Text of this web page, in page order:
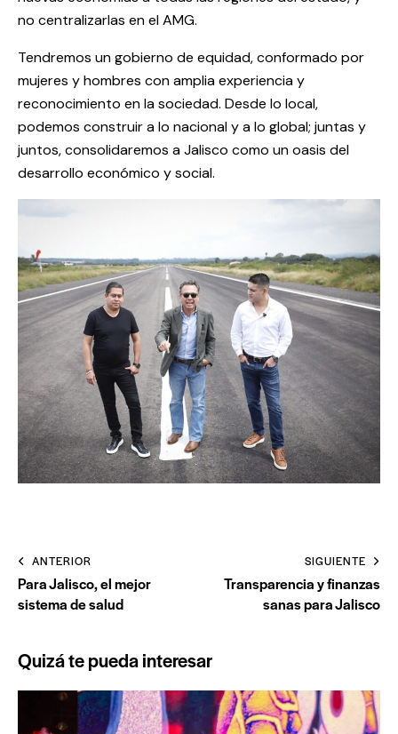
no centralizarlas en el AMG.
Tendremos un gobierno de equidad, conformado por
mujeres y hombres con amplia experiencia y
reconocimiento en la sociedad. Desde lo local,
podemos construir a lo nacional y a lo global; juntas y
juntos, consolidaremos a Jalisco como un oasis del
desarrollo económico y social.
ANTERIOR
Para Jalisco, el mejor
sistema de salud
SIGUIENTE
Transparencia y finanzas
sanas para Jalisco
Quizá te pueda interesar